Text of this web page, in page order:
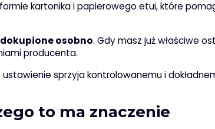
kartonika i papierowego etui, które
osobno. Gdy masz już właściwe
producenta.
sprzyja kontrolowanemu i
to ma znaczenie